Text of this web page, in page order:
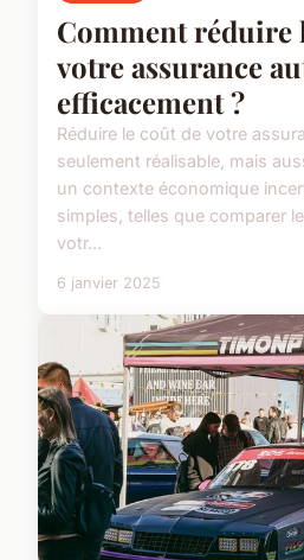
Comment réduire
votre assurance
efficacement ?
Réduire le coût de votre
seulement réalisable, mais
un contexte économique
simples, telles que comparer
votr...
6 janvier 2025